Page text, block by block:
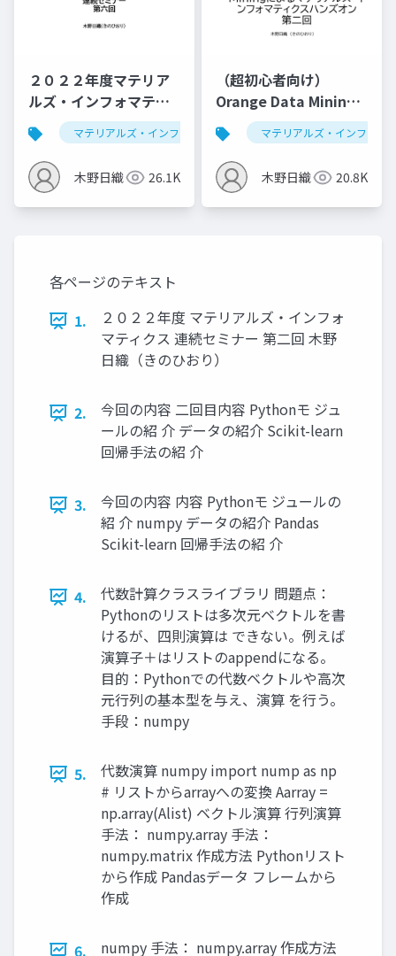
２０２２年度マテリア
ルズ・インフォマティ
クス連続セミナー：ベ
イズ最適化、推薦シス
テム
マテリアルズ・インフォマティクス データ解析学
木野日織 26.1K
（超初心者向け）
Orange Data Mining
によるマテリアルズ・
インフォマティクスハ
ンズオン第二回 （仮）
マテリアルズ・インフォマ
木野日織 20.8K
各ページのテキスト
1.
２０２２年度 マテリアルズ・インフォ
マティクス 連続セミナー 第二回 木野
日織（きのひおり）
2.
今回の内容 二回目内容 Pythonモ ジュ
ールの紹 介 データの紹介 Scikit-learn
回帰手法の紹 介
3.
今回の内容 内容 Pythonモ ジュールの
紹 介 numpy データの紹介 Pandas
Scikit-learn 回帰手法の紹 介
4.
代数計算クラスライブラリ 問題点：
Pythonのリストは多次元ベクトルを書
けるが、四則演算は できない。例えば
演算子＋はリストのappendになる。
目的：Pythonでの代数ベクトルや高次
元行列の基本型を与え、演算 を行う。
手段：numpy
5.
代数演算 numpy import nump as np
# リストからarrayへの変換 Aarray =
np.array(Alist) ベクトル演算 行列演算
手法： numpy.array 手法：
numpy.matrix 作成方法 Pythonリスト
から作成 Pandasデータ フレームから
作成
6. numpy 手法： numpy.array 作成方法